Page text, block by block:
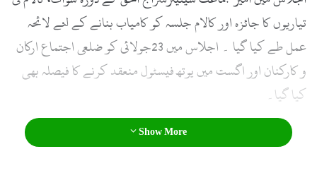
تیاریوں کا جائزہ اور کالام جلسہ کو کامیاب بنانے کے لئے لائحہ
عمل طے کیا گیا ۔ اجلاس میں 23جولائی کو ضلعی اجتماع ارکان
و کارکنان اور اگست میں یوتھ فیسٹول منعقد کرنے کا فیصلہ بھی
کیا گیا۔
Show More